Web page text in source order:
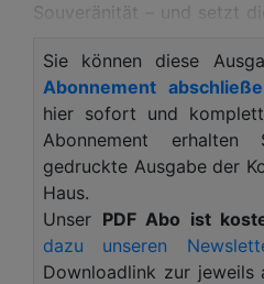
Souveränität – und setzt
Höhe der Zeit zu bringen.
Mit der „Baltic Drone
Verteidigungsindustrie mit
ein Schutzkonzept,
Bedrohung durch
Ostgrenze der NATO in
soll. Über 20 Firmen
bekundet, Teil des
Sie können diese
Abonnement
hier sofort und
Abonnement
gedruckte Ausgabe der
Haus.
Unser PDF Abo ist
dazu unseren
Downloadlink zur jeweils